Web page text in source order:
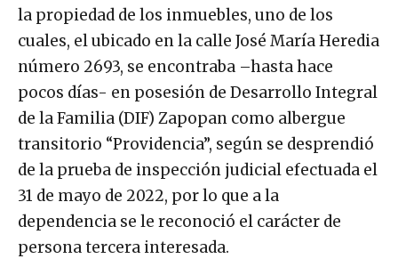
la propiedad de los inmuebles, uno de los
cuales, el ubicado en la calle José María Heredia
número 2693, se encontraba –hasta hace
pocos días- en posesión de Desarrollo Integral
de la Familia (DIF) Zapopan como albergue
transitorio “Providencia”, según se desprendió
de la prueba de inspección judicial efectuada el
31 de mayo de 2022, por lo que a la
dependencia se le reconoció el carácter de
persona tercera interesada.